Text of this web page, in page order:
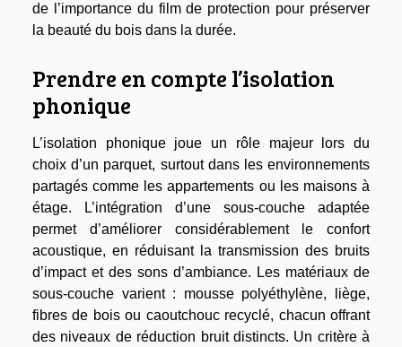
de l’importance du film de protection pour préserver
la beauté du bois dans la durée.
Prendre en compte l’isolation
phonique
L’isolation phonique joue un rôle majeur lors du
choix d’un parquet, surtout dans les environnements
partagés comme les appartements ou les maisons à
étage. L’intégration d’une sous-couche adaptée
permet d’améliorer considérablement le confort
acoustique, en réduisant la transmission des bruits
d’impact et des sons d’ambiance. Les matériaux de
sous-couche varient : mousse polyéthylène, liège,
fibres de bois ou caoutchouc recyclé, chacun offrant
des niveaux de réduction bruit distincts. Un critère à